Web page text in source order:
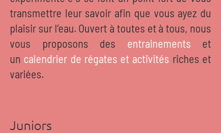
transmettre leur savoir afin que vous ayez du
plaisir sur l’eau. Ouvert à toutes et à tous, nous
vous proposons des entrainements et
un calendrier de régates et activités riches et
variées.
Juniors